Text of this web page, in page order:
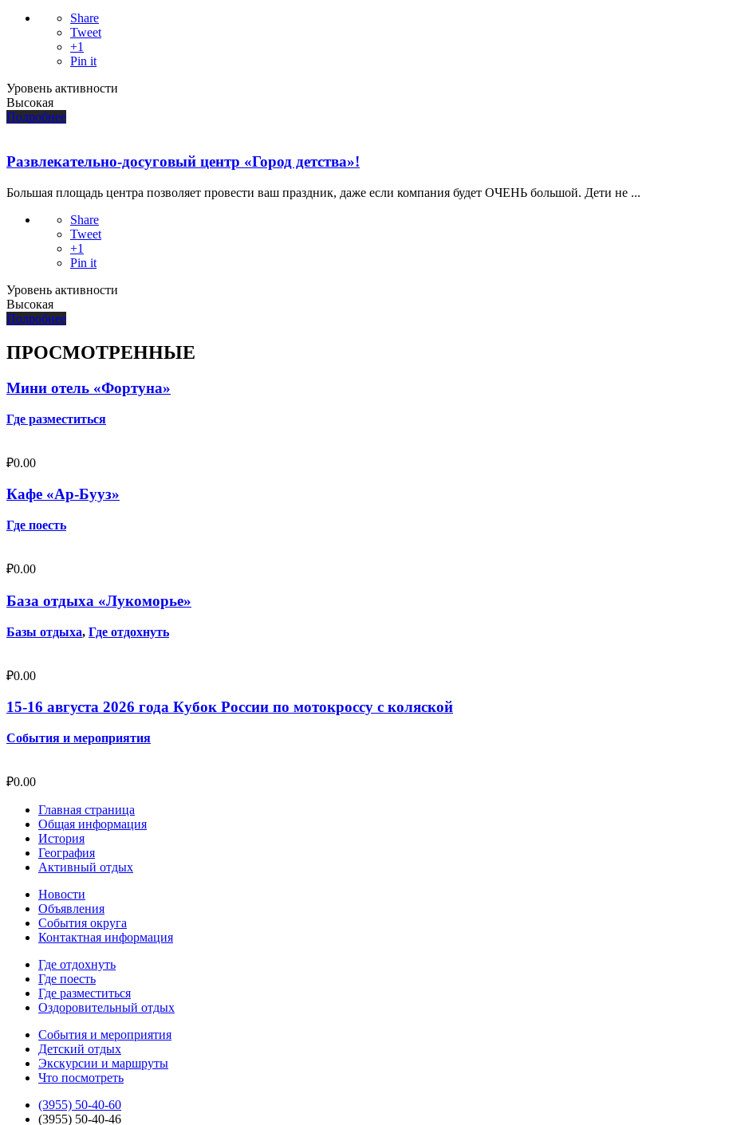
Share
Tweet
+1
Pin it
Уровень активности
Высокая
Подробнее
Развлекательно-досуговый центр «Город детства»!
Большая площадь центра позволяет провести ваш праздник, даже если компания будет ОЧЕНЬ большой. Дети не ...
Share
Tweet
+1
Pin it
Уровень активности
Высокая
Подробнее
ПРОСМОТРЕННЫЕ
Мини отель «Фортуна»
Где разместиться
₽0.00
Кафе «Ар-Бууз»
Где поесть
₽0.00
База отдыха «Лукоморье»
Базы отдыха, Где отдохнуть
₽0.00
15-16 августа 2026 года Кубок России по мотокроссу с коляской
События и мероприятия
₽0.00
Главная страница
Общая информация
История
География
Активный отдых
Новости
Объявления
События округа
Контактная информация
Где отдохнуть
Где поесть
Где разместиться
Оздоровительный отдых
События и мероприятия
Детский отдых
Экскурсии и маршруты
Что посмотреть
(3955) 50-40-60
(3955) 50-40-46